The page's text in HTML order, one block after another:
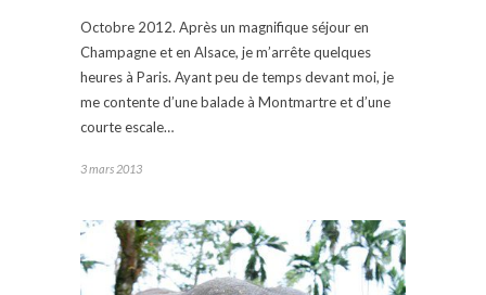
Octobre 2012. Après un magnifique séjour en
Champagne et en Alsace, je m’arrête quelques
heures à Paris. Ayant peu de temps devant moi, je
me contente d’une balade à Montmartre et d’une
courte escale…
3 mars 2013